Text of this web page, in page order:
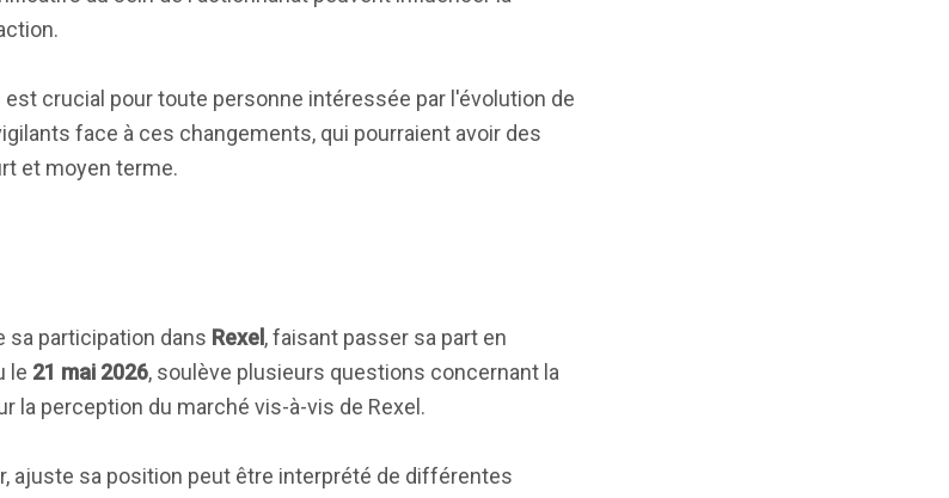
crucial pour toute personne intéressée par l'évolution de
face à ces changements, qui pourraient avoir des
et moyen terme.
sa participation dans Rexel , faisant passer sa part en
le 21 mai 2026, soulève plusieurs questions concernant la
la perception du marché vis-à-vis de Rexel.
ajuste sa position peut être interprété de différentes